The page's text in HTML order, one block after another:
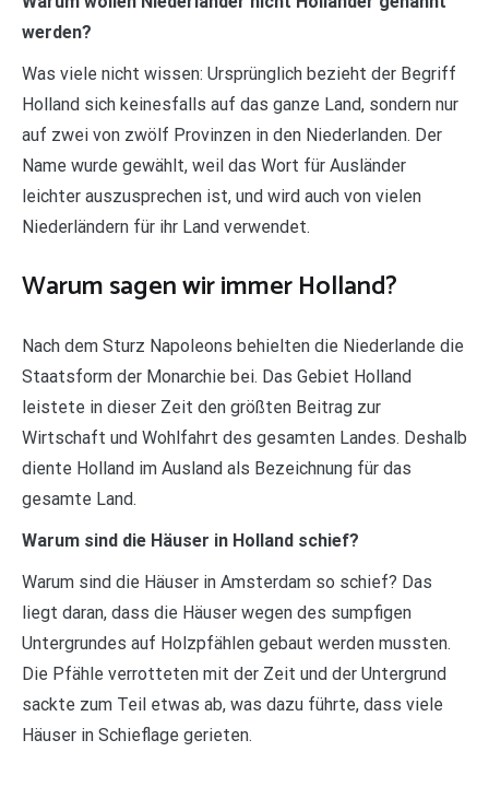
werden?
Was viele nicht wissen: Ursprünglich bezieht der Begriff
Holland sich keinesfalls auf das ganze Land, sondern nur
auf zwei von zwölf Provinzen in den Niederlanden. Der
Name wurde gewählt, weil das Wort für Ausländer
leichter auszusprechen ist, und wird auch von vielen
Niederländern für ihr Land verwendet.
Warum sagen wir immer Holland?
Nach dem Sturz Napoleons behielten die Niederlande die
Staatsform der Monarchie bei. Das Gebiet Holland
leistete in dieser Zeit den größten Beitrag zur
Wirtschaft und Wohlfahrt des gesamten Landes. Deshalb
diente Holland im Ausland als Bezeichnung für das
gesamte Land.
Warum sind die Häuser in Holland schief?
Warum sind die Häuser in Amsterdam so schief? Das
liegt daran, dass die Häuser wegen des sumpfigen
Untergrundes auf Holzpfählen gebaut werden mussten.
Die Pfähle verrotteten mit der Zeit und der Untergrund
sackte zum Teil etwas ab, was dazu führte, dass viele
Häuser in Schieflage gerieten.